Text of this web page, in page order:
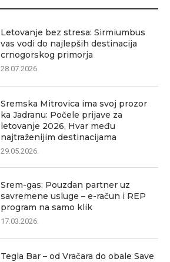
Letovanje bez stresa: Sirmiumbus
vas vodi do najlepših destinacija
crnogorskog primorja
28.07.2026.
Sremska Mitrovica ima svoj prozor
ka Jadranu: Počele prijave za
letovanje 2026, Hvar među
najtraženijim destinacijama
29.05.2026.
Srem-gas: Pouzdan partner uz
savremene usluge – e-račun i REP
program na samo klik
17.03.2026.
Tegla Bar – od Vračara do obale Save